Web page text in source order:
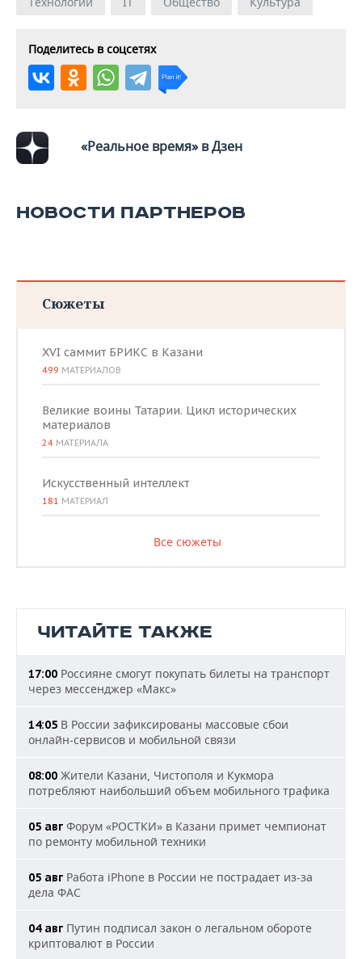
Поделитесь в соцсетях
«Реальное время» в Дзен
НОВОСТИ ПАРТНЕРОВ
Сюжеты
XVI саммит БРИКС в Казани
499 МАТЕРИАЛОВ
Великие воины Татарии. Цикл исторических
материалов
24 МАТЕРИАЛА
Искусственный интеллект
181 МАТЕРИАЛ
Все сюжеты
ЧИТАЙТЕ ТАКЖЕ
17:00 Россияне смогут покупать билеты на транспорт
через мессенджер «Макс»
14:05 В России зафиксированы массовые сбои
онлайн-сервисов и мобильной связи
08:00 Жители Казани, Чистополя и Кукмора
потребляют наибольший объем мобильного трафика
05 авг Форум «РОСТКИ» в Казани примет чемпионат
по ремонту мобильной техники
05 авг Работа iPhone в России не пострадает из-за
дела ФАС
04 авг Путин подписал закон о легальном обороте
криптовалют в России